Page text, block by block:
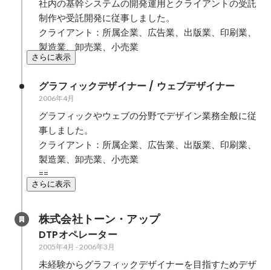
社内の基幹システムの開発運用とクライアントの受託
制作や受託開発に従事しました。
クライアント：所属企業、広告業、出版業、印刷業、
製造業、卸売業、小売業
さらに表示
グラフィックデザイナー / ウェブデザイナー
2006年4月
グラフィックやウェブの分野でデザイン業務全般に従
事しました。
クライアント：所属企業、広告業、出版業、印刷業、
製造業、卸売業、小売業
==
さらに表示
株式会社トーン・アップ
DTPオペレーター
2005年4月 -2006年3月
未経験からグラフィックデザイナーを目指すためデザ